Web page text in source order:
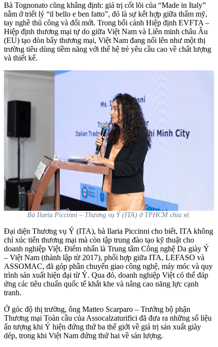
Bà Tognonato cũng khẳng định: giá trị cốt lõi của “Made in Italy”
nằm ở triết lý “il bello e ben fatto”, đó là sự kết hợp giữa thẩm mỹ,
tay nghề thủ công và đổi mới. Trong bối cảnh Hiệp định EVFTA –
Hiệp định thương mại tự do giữa Việt Nam và Liên minh châu Âu
(EU) tạo đòn bẩy thương mại, Việt Nam đang nổi lên như một thị
trường tiêu dùng tiềm năng với thế hệ trẻ yêu cầu cao về chất lượng
và thiết kế.
Bà Ilaria Piccinni – Thương vụ Ý (ITA) ở TPHCM chia sẻ.
Đại diện Thương vụ Ý (ITA), bà Ilaria Piccinni cho biết, ITA không
chỉ xúc tiến thương mại mà còn tập trung đào tạo kỹ thuật cho
doanh nghiệp Việt. Điểm nhấn là Trung tâm Công nghệ Da giày Ý
– Việt Nam (thành lập từ 2017), phối hợp giữa ITA, LEFASO và
ASSOMAC, đã góp phần chuyển giao công nghệ, máy móc và quy
trình sản xuất hiện đại từ Ý. Qua đó, doanh nghiệp Việt có thể đáp
ứng các tiêu chuẩn quốc tế khắt khe và nâng cao năng lực cạnh
tranh.
Ở góc độ thị trường, ông Matteo Scarparo – Trưởng bộ phận
Thương mại Toàn cầu của Assocalzaturifici đã đưa ra những số liệu
ấn tượng khi Ý hiện đứng thứ ba thế giới về giá trị sản xuất giày
dép, trong khi Việt Nam đứng thứ hai về sản lượng.